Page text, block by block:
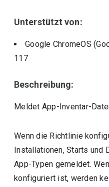
Unterstützt von:
Google ChromeOS
117
Beschreibung:
Meldet App-Inventar-
Wenn die Richtlinie
Installationen, Starts und
App-Typen gemeldet.
konfiguriert ist, werden